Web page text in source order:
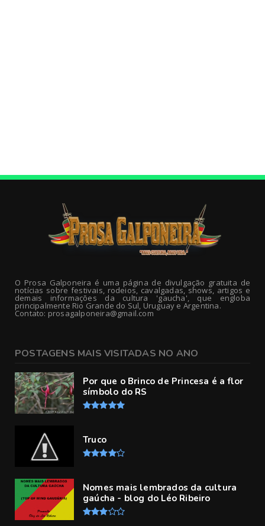
O Prosa Galponeira é uma página de divulgação gratuita de
notícias sobre festivais, rodeios, cavalgadas, shows, artigos e
demais informações da cultura 'gaucha', que engloba
principalmente Rio Grande do Sul, Uruguay e Argentina.
Contato: prosagalponeira@gmail.com
POSTAGENS MAIS VISITADAS NO ANO
Por que o Brinco de Princesa é a flor
símbolo do RS
Truco
Nomes mais lembrados da cultura
gaúcha - blog do Léo Ribeiro